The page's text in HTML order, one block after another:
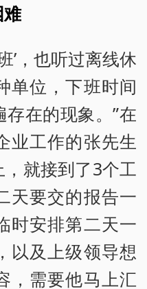
，也听过离线休
单位，下班时间
在的现象。”在
业工作的张先生
就接到了3个工
天要交的报告一
时安排第二天一
以及上级领导想
，需要他马上汇